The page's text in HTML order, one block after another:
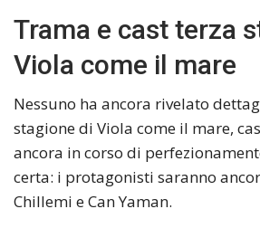
Trama e cast terza
Viola come il mare
Nessuno ha ancora rivelato
stagione di Viola come il mare,
ancora in corso di
certa: i protagonisti saranno
Chillemi e Can Yaman.